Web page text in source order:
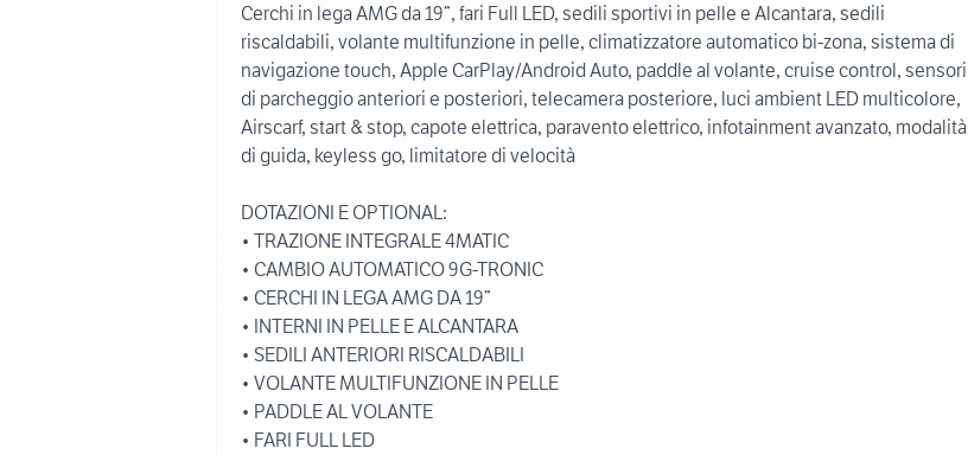
Cerchi in lega AMG da 19”, fari Full LED, sedili sportivi in pelle e Alcantara, sedili
riscaldabili, volante multifunzione in pelle, climatizzatore automatico bi-zona, sistema di
navigazione touch, Apple CarPlay/Android Auto, paddle al volante, cruise control, sensori
di parcheggio anteriori e posteriori, telecamera posteriore, luci ambient LED multicolore,
Airscarf, start & stop, capote elettrica, paravento elettrico, infotainment avanzato, modalità
di guida, keyless go, limitatore di velocità
DOTAZIONI E OPTIONAL:
• TRAZIONE INTEGRALE 4MATIC
• CAMBIO AUTOMATICO 9G-TRONIC
• CERCHI IN LEGA AMG DA 19”
• INTERNI IN PELLE E ALCANTARA
• SEDILI ANTERIORI RISCALDABILI
• VOLANTE MULTIFUNZIONE IN PELLE
• PADDLE AL VOLANTE
• FARI FULL LED